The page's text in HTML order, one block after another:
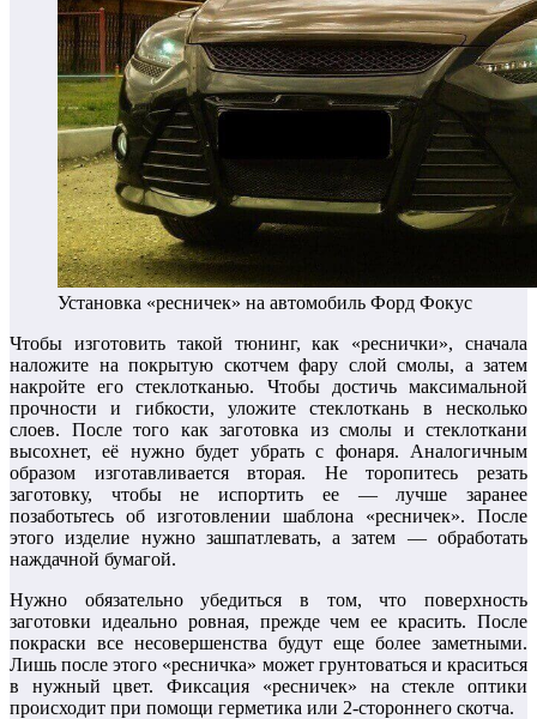
Установка «ресничек» на автомобиль Форд Фокус
Чтобы изготовить такой тюнинг, как «реснички», сначала
наложите на покрытую скотчем фару слой смолы, а затем
накройте его стеклотканью. Чтобы достичь максимальной
прочности и гибкости, уложите стеклоткань в несколько
слоев. После того как заготовка из смолы и стеклоткани
высохнет, её нужно будет убрать с фонаря. Аналогичным
образом изготавливается вторая. Не торопитесь резать
заготовку, чтобы не испортить ее — лучше заранее
позаботьтесь об изготовлении шаблона «ресничек». После
этого изделие нужно зашпатлевать, а затем — обработать
наждачной бумагой.
Нужно обязательно убедиться в том, что поверхность
заготовки идеально ровная, прежде чем ее красить. После
покраски все несовершенства будут еще более заметными.
Лишь после этого «ресничка» может грунтоваться и краситься
в нужный цвет. Фиксация «ресничек» на стекле оптики
происходит при помощи герметика или 2-стороннего скотча.